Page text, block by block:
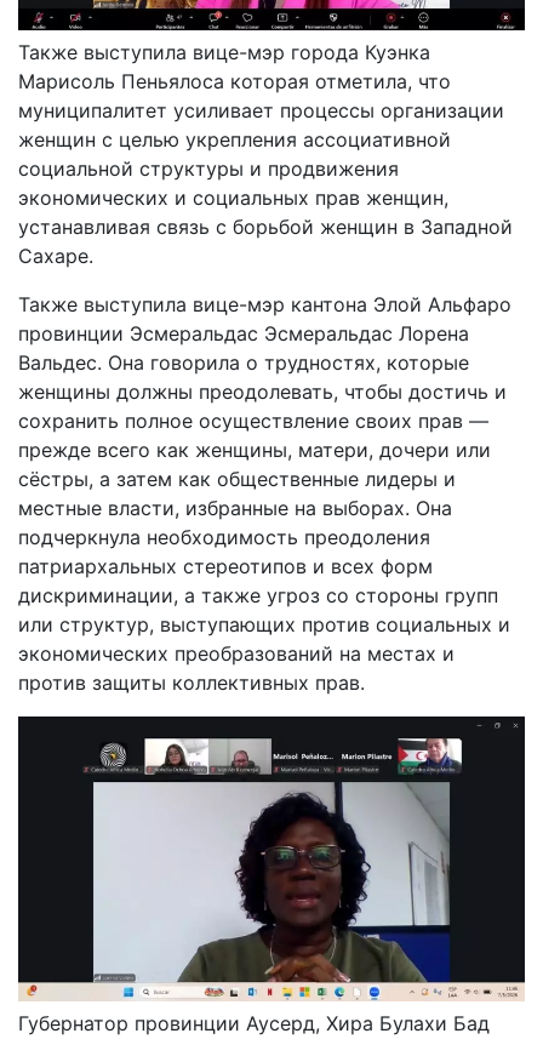
Также выступила вице-мэр города Куэнка
Марисоль Пеньялоса которая отметила, что
муниципалитет усиливает процессы организации
женщин с целью укрепления ассоциативной
социальной структуры и продвижения
экономических и социальных прав женщин,
устанавливая связь с борьбой женщин в Западной
Сахаре.
Также выступила вице-мэр кантона Элой Альфаро
провинции Эсмеральдас Эсмеральдас Лорена
Вальдес. Она говорила о трудностях, которые
женщины должны преодолевать, чтобы достичь и
сохранить полное осуществление своих прав —
прежде всего как женщины, матери, дочери или
сёстры, а затем как общественные лидеры и
местные власти, избранные на выборах. Она
подчеркнула необходимость преодоления
патриархальных стереотипов и всех форм
дискриминации, а также угроз со стороны групп
или структур, выступающих против социальных и
экономических преобразований на местах и
против защиты коллективных прав.
Губернатор провинции Аусерд, Хира Булахи Бад